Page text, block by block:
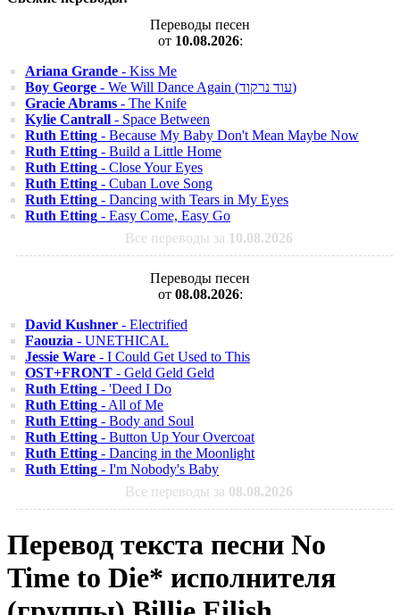
Переводы песен
от 10.08.2026:
Ariana Grande - Kiss Me
Boy George
- We Will Dance Again (עוד נרקוד)
Gracie Abrams - The Knife
Kylie Cantrall - Space Between
Ruth Etting - Because My Baby Don't Mean Maybe Now
Ruth Etting - Build a Little Home
Ruth Etting - Close Your Eyes
Ruth Etting - Cuban Love Song
Ruth Etting - Dancing with Tears in My Eyes
Ruth Etting - Easy Come, Easy Go
Все переводы за 10.08.2026
Переводы песен
от 08.08.2026:
David Kushner - Electrified
Faouzia - UNETHICAL
Jessie Ware - I Could Get Used to This
OST+FRONT - Geld Geld Geld
Ruth Etting - 'Deed I Do
Ruth Etting - All of Me
Ruth Etting - Body and Soul
Ruth Etting - Button Up Your Overcoat
Ruth Etting - Dancing in the Moonlight
Ruth Etting - I'm Nobody's Baby
Все переводы за 08.08.2026
Перевод текста песни No
Time to Die* исполнителя